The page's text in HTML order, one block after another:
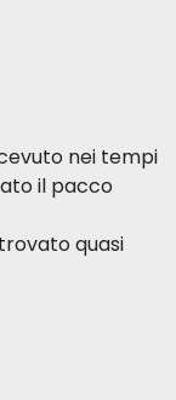
nei tempi
il pacco
quasi